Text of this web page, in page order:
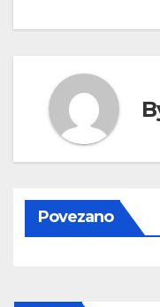
Povezano